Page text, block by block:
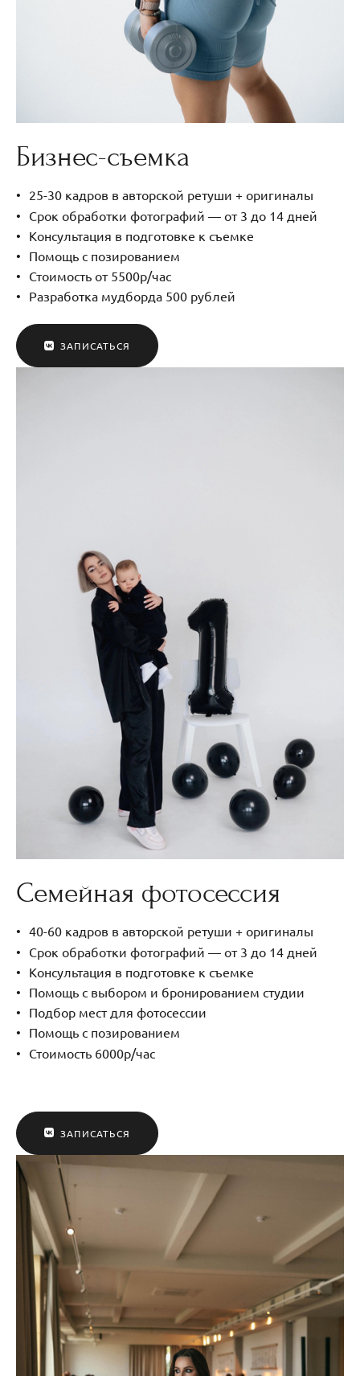
Бизнес-съемка
25-30 кадров в авторской ретуши + оригиналы
Срок обработки фотографий — от 3 до 14 дней
Консультация в подготовке к съемке
Помощь с позированием
Стоимость от 5500р/час
Разработка мудборда 500 рублей
ЗАПИСАТЬСЯ
Семейная фотосессия
40-60 кадров в авторской ретуши + оригиналы
Срок обработки фотографий — от 3 до 14 дней
Консультация в подготовке к съемке
Помощь с выбором и бронированием студии
Подбор мест для фотосессии
Помощь с позированием
Стоимость 6000р/час
ЗАПИСАТЬСЯ